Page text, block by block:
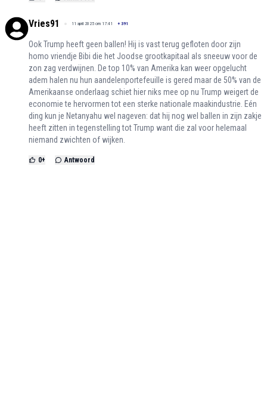
Vries91 11 april 2025 om 17:41 + 391
Ook Trump heeft geen ballen! Hij is vast terug gefloten door zijn
homo vriendje Bibi die het Joodse grootkapitaal als sneeuw voor de
zon zag verdwijnen. De top 10% van Amerika kan weer opgelucht
adem halen nu hun aandelenportefeuille is gered maar de 50% van de
Amerikaanse onderlaag schiet hier niks mee op nu Trump weigert de
economie te hervormen tot een sterke nationale maakindustrie. Eén
ding kun je Netanyahu wel nageven: dat hij nog wel ballen in zijn zakje
heeft zitten in tegenstelling tot Trump want die zal voor helemaal
niemand zwichten of wijken.
0+ Antwoord